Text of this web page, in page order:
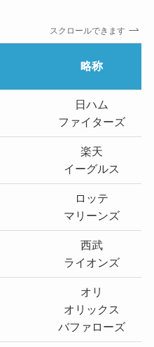
スクロールできます
略称
日ハム
ファイターズ
楽天
イーグルス
ロッテ
マリーンズ
西武
ライオンズ
オリ
オリックス
バファローズ